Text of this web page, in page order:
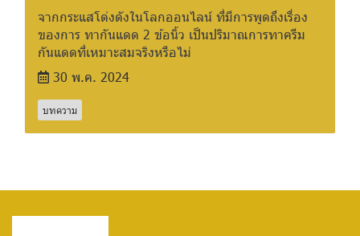
จากกระแสโด่งดังในโลกออนไลน์ ที่มีการพูดถึงเรื่อง
ของการ ทากันแดด 2 ข้อนิ้ว เป็นปริมาณการทาครีม
กันแดดที่เหมาะสมจริงหรือไม่
30 พ.ค. 2024
บทความ